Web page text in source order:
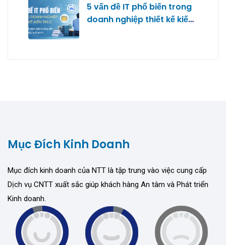
5 vấn đề IT phổ biến trong
doanh nghiệp thiết kế kiến
Mục Đích Kinh Doanh
Mục đích kinh doanh của NTT là tập trung vào việc cung cấp
Dịch vụ CNTT xuất sắc giúp khách hàng An tâm và Phát triển
Kinh doanh.